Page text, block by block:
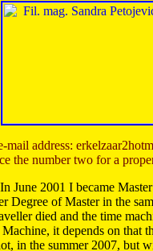
mail address:
the number two for a
June 2001 I became
Degree of Master in the
died and the time
it depends on that
in the summer 2007, but